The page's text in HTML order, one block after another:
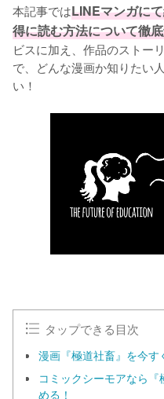
本記事ではLINEマンガに
得に読む方法について徹
ビスに加え、作品のストー
で、どんな漫画か知りたい
い！
タップできる目次
漫画『極道社畜』を今す
コミックシーモアなら
める！